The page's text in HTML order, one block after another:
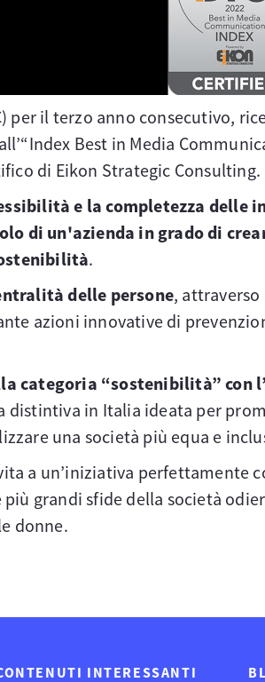
per il terzo anno consecutivo,
Best in Media
di Eikon Strategic Consulting.
e la completezza delle
di un'azienda in grado di
.
delle persone,
azioni innovative di
categoria “sostenibilità” con
distintiva in Italia ideata per
una società più equa e
a un’iniziativa perfettamente
più grandi sfide della società
donne.
INTERESSANTI